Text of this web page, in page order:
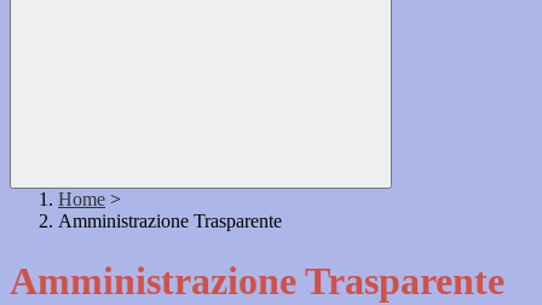
Home >
Amministrazione Trasparente
Amministrazione Trasparente